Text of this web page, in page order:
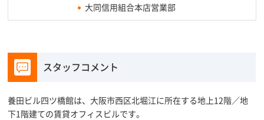
大同信用組合本店営業部
スタッフコメント
養田ビル四ツ橋館は、大阪市西区北堀江に所在する地上12階／地
下1階建ての賃貸オフィスビルです。